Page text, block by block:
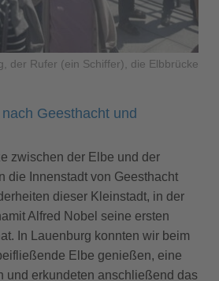
der Rufer (ein Schiffer), die Elbbrücke
Geesthacht und
zwischen der Elbe und der
die Innenstadt von Geesthacht
dieser Kleinstadt, in der
Alfred Nobel seine ersten
In Lauenburg konnten wir beim
Elbe genießen, eine
und erkundeten anschließend das